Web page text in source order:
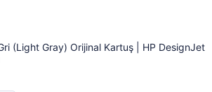
(Light Gray) Orijinal Kartuş | HP DesignJet